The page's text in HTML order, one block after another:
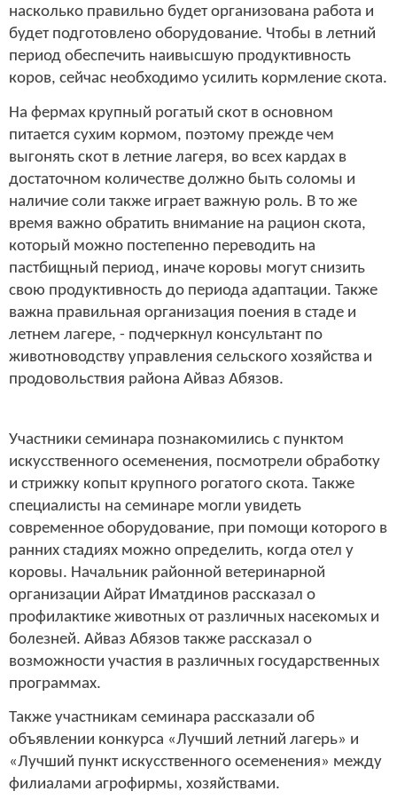
насколько правильно будет организована работа и
будет подготовлено оборудование. Чтобы в летний
период обеспечить наивысшую продуктивность
коров, сейчас необходимо усилить кормление скота.
На фермах крупный рогатый скот в основном
питается сухим кормом, поэтому прежде чем
выгонять скот в летние лагеря, во всех кардах в
достаточном количестве должно быть соломы и
наличие соли также играет важную роль. В то же
время важно обратить внимание на рацион скота,
который можно постепенно переводить на
пастбищный период, иначе коровы могут снизить
свою продуктивность до периода адаптации. Также
важна правильная организация поения в стаде и
летнем лагере, - подчеркнул консультант по
животноводству управления сельского хозяйства и
продовольствия района Айваз Абязов.
Участники семинара познакомились с пунктом
искусственного осеменения, посмотрели обработку
и стрижку копыт крупного рогатого скота. Также
специалисты на семинаре могли увидеть
современное оборудование, при помощи которого в
ранних стадиях можно определить, когда отел у
коровы. Начальник районной ветеринарной
организации Айрат Иматдинов рассказал о
профилактике животных от различных насекомых и
болезней. Айваз Абязов также рассказал о
возможности участия в различных государственных
программах.
Также участникам семинара рассказали об
объявлении конкурса «Лучший летний лагерь» и
«Лучший пункт искусственного осеменения» между
филиалами агрофирмы, хозяйствами.